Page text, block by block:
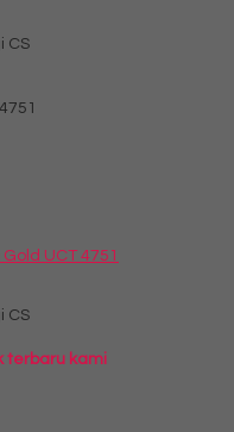
CS
UCT 4751
CS
terbaru kami